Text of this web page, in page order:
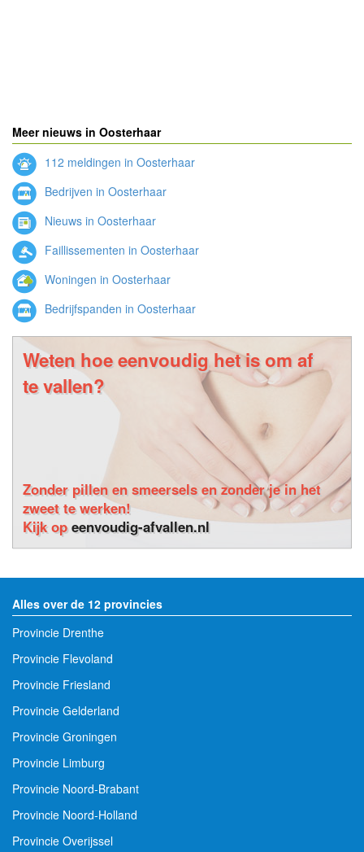
Meer nieuws in Oosterhaar
112 meldingen in Oosterhaar
Bedrijven in Oosterhaar
Nieuws in Oosterhaar
Faillissementen in Oosterhaar
Woningen in Oosterhaar
Bedrijfspanden in Oosterhaar
Weten hoe eenvoudig het is om af
te vallen?
Zonder pillen en smeersels en zonder je in het
zweet te werken!
Kijk opeenvoudig-afvallen.nl
Alles over de 12 provincies
Provincie Drenthe
Provincie Flevoland
Provincie Friesland
Provincie Gelderland
Provincie Groningen
Provincie Limburg
Provincie Noord-Brabant
Provincie Noord-Holland
Provincie Overijssel